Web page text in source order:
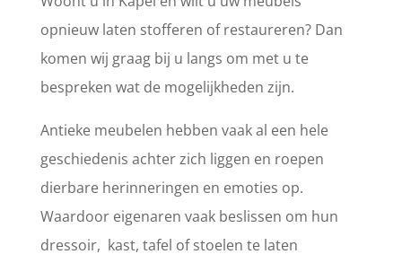
opnieuw laten stofferen of restaureren? Dan
komen wij graag bij u langs om met u te
bespreken wat de mogelijkheden zijn.
Antieke meubelen hebben vaak al een hele
geschiedenis achter zich liggen en roepen
dierbare herinneringen en emoties op.
Waardoor eigenaren vaak beslissen om hun
dressoir, kast, tafel of stoelen te laten